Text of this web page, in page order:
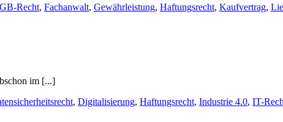
Recht, Fachanwalt, Gewährleistung, Haftungsrecht, Kaufvertrag,
im [...]
, Digitalisierung, Haftungsrecht, Industrie 4.0, IT-